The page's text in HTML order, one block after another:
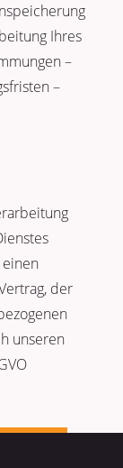
Ihres
–
–
der
unseren